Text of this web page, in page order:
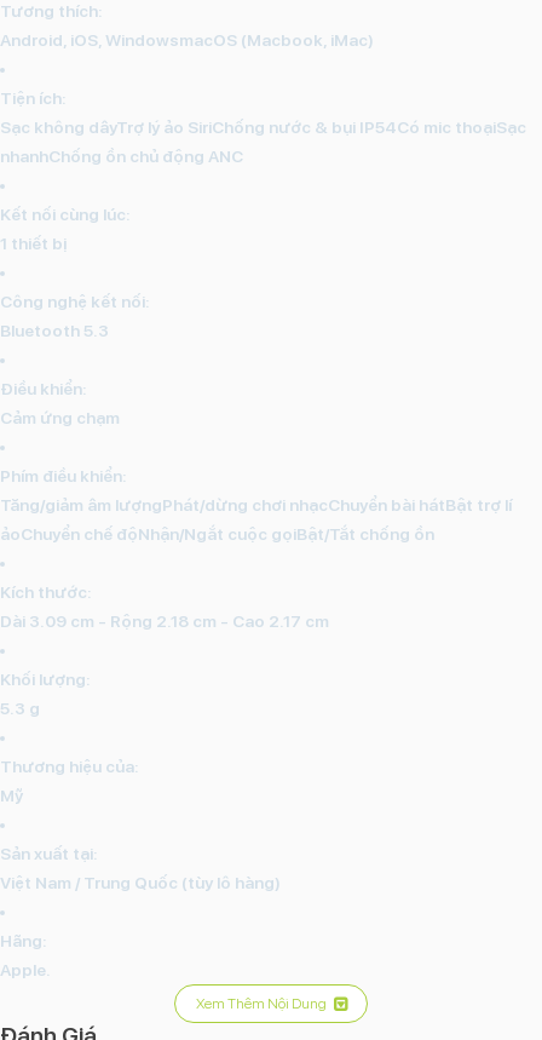
Tương thích:
Android, iOS, WindowsmacOS (Macbook, iMac)
Tiện ích:
Sạc không dâyTrợ lý ảo SiriChống nước & bụi IP54Có mic thoạiSạc
nhanhChống ồn chủ động ANC
Kết nối cùng lúc:
1 thiết bị
Công nghệ kết nối:
Bluetooth 5.3
Điều khiển:
Cảm ứng chạm
Phím điều khiển:
Tăng/giảm âm lượngPhát/dừng chơi nhạcChuyển bài hátBật trợ lí
ảoChuyển chế độNhận/Ngắt cuộc gọiBật/Tắt chống ồn
Kích thước:
Dài 3.09 cm - Rộng 2.18 cm - Cao 2.17 cm
Khối lượng:
5.3 g
Thương hiệu của:
Mỹ
Sản xuất tại:
Việt Nam / Trung Quốc (tùy lô hàng)
Hãng:
Apple.
Xem Thêm Nội Dung